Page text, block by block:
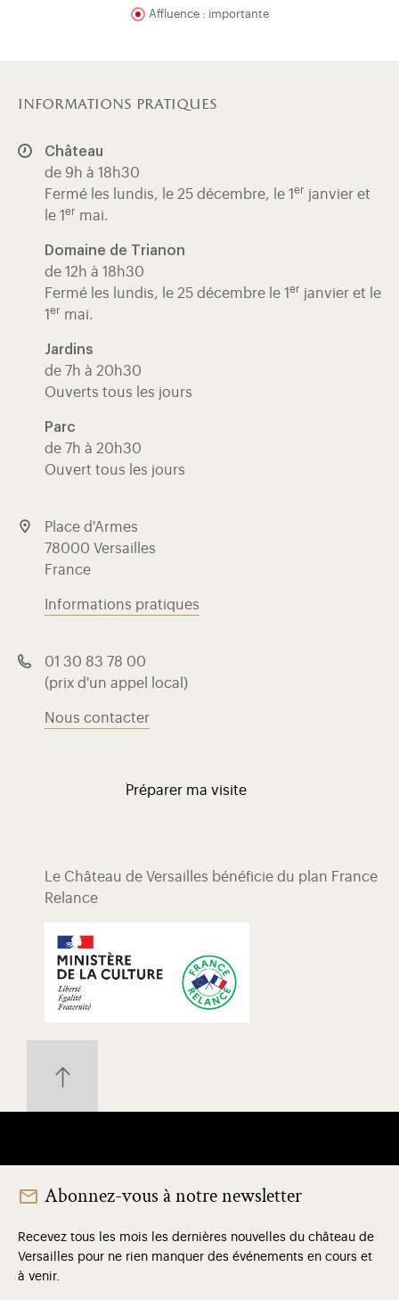
Affluence : importante
informations pratiques
Château
de 9h à 18h30
Fermé les lundis, le 25 décembre, le 1 er janvier et
le 1 er mai.
Domaine de Trianon
de 12h à 18h30
Fermé les lundis, le 25 décembre le 1 er janvier et le
1 er mai.
Jardins
de 7h à 20h30
Ouverts tous les jours
Parc
de 7h à 20h30
Ouvert tous les jours
Place d'Armes
78000 Versailles
France
Informations pratiques
01 30 83 78 00
(prix d'un appel local)
Nous contacter
Préparer ma visite
Le Château de Versailles bénéficie du plan France
Relance
Abonnez-vous à notre newsletter
Recevez tous les mois les dernières nouvelles du château de
Versailles pour ne rien manquer des événements en cours et
à venir.